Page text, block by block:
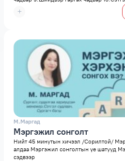
М.Маргад
Мэргэжил сонголт
Нийт 45 минутын хичээл /Сорилтой/ Мэргэжил сонгоход гаргадаг
алдаа Мэргэжил сонголтын үе шатууд Мэргэжил сонголтын сорил
сэдвээр